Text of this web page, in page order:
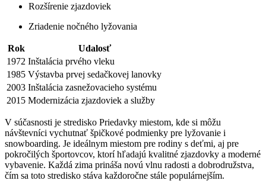
Rozšírenie zjazdoviek
Zriadenie nočného lyžovania
Rok
Udalosť
1972 Inštalácia prvého vleku
1985 Výstavba prvej sedačkovej lanovky
2003 Inštalácia zasnežovacieho systému
2015 Modernizácia zjazdoviek a služby
V súčasnosti je stredisko Priedavky miestom, kde si môžu
návštevníci vychutnať špičkové podmienky pre lyžovanie i
snowboarding. Je ideálnym miestom pre rodiny s deťmi, aj pre
pokročilých športovcov, ktorí hľadajú kvalitné zjazdovky a moderné
vybavenie. Každá zima prináša novú vlnu radosti a dobrodružstva,
čím sa toto stredisko stáva každoročne stále populárnejším.